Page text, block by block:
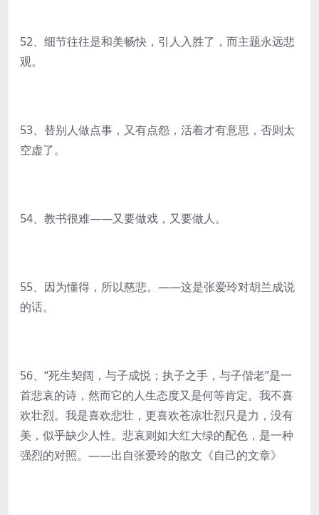
52、细节往往是和美畅快，引人入胜了，而主题永远悲
观。
53、替别人做点事，又有点怨，活着才有意思，否则太
空虚了。
54、教书很难——又要做戏，又要做人。
55、因为懂得，所以慈悲。——这是张爱玲对胡兰成说
的话。
56、“死生契阔，与子成悦；执子之手，与子偕老”是一
首悲哀的诗，然而它的人生态度又是何等肯定。我不喜
欢壮烈。我是喜欢悲壮，更喜欢苍凉壮烈只是力，没有
美，似乎缺少人性。悲哀则如大红大绿的配色，是一种
强烈的对照。——出自张爱玲的散文《自己的文章》